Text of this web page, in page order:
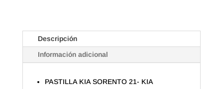
CARNIVAL
KIA
Descripción
Información adicional
PASTILLA KIA SORENTO 21- KIA